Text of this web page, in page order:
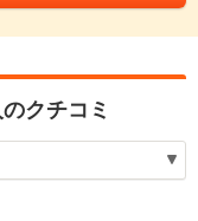
クチコミ